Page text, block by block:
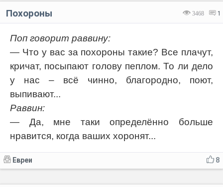
3468 1
Похороны
Поп говорит раввину:
— Что у вас за похороны такие? Все плачут,
кричат, посыпают голову пеплом. То ли дело
у нас – всё чинно, благородно, поют,
выпивают...
Раввин:
— Да, мне таки определённо больше
нравится, когда ваших хоронят...
8
Евреи